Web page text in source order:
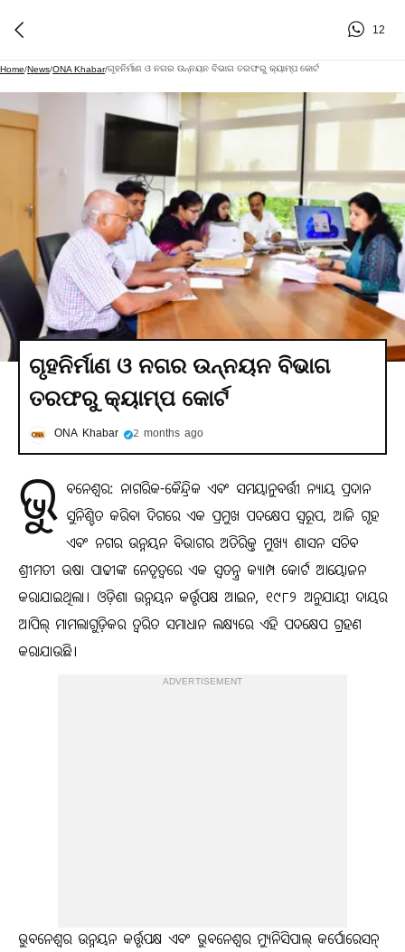
12
Home/News/ONA Khabar/ଗୃହନିର୍ମାଣ ଓ ନଗର ଉନ୍ନୟନ ବିଭାଗ ତରଫରୁ କ୍ୟାମ୍ପ କୋର୍ଟ
ଗୃହନିର୍ମାଣ ଓ ନଗର ଉନ୍ନୟନ ବିଭାଗ
ତରଫରୁ କ୍ୟାମ୍ପ କୋର୍ଟ
ONA Khabar 2 months ago
ଭୁ ବନେଶ୍ବର: ନାଗରିକ-କୈନ୍ଦ୍ରିକ ଏବଂ ସମୟାନୁବର୍ତ୍ତୀ ନ୍ୟାୟ ପ୍ରଦାନ
ସୁନିଶ୍ଚିତ କରିବା ଦିଗରେ ଏକ ପ୍ରମୁଖ ପଦକ୍ଷେପ ସ୍ୱରୂପ, ଆଜି ଗୃହ
ଏବଂ ନଗର ଉନ୍ନୟନ ବିଭାଗର ଅତିରିକ୍ତ ମୁଖ୍ୟ ଶାସନ ସଚିବ
ଶ୍ରୀମତୀ ଉଷା ପାଢୀଙ୍କ ନେତୃତ୍ୱରେ ଏକ ସ୍ୱତନ୍ତ୍ର କ୍ୟାମ୍ପ କୋର୍ଟ ଆୟୋଜନ
କରାଯାଇଥିଲା। ଓଡ଼ିଶା ଉନ୍ନୟନ କର୍ତ୍ତୃପକ୍ଷ ଆଇନ, ୧୯୮୨ ଅନୁଯାୟୀ ଦାୟର
ଆପିଲ୍ ମାମଲାଗୁଡ଼ିକର ତ୍ୱରିତ ସମାଧାନ ଲକ୍ଷ୍ୟରେ ଏହି ପଦକ୍ଷେପ ଗ୍ରହଣ
କରାଯାଉଛି।
ADVERTISEMENT
ଭୁବନେଶ୍ୱର ଉନ୍ନୟନ କର୍ତ୍ତୃପକ୍ଷ ଏବଂ ଭୁବନେଶ୍ୱର ମ୍ୟୁନିସିପାଲ୍ କର୍ପୋରେସନ୍